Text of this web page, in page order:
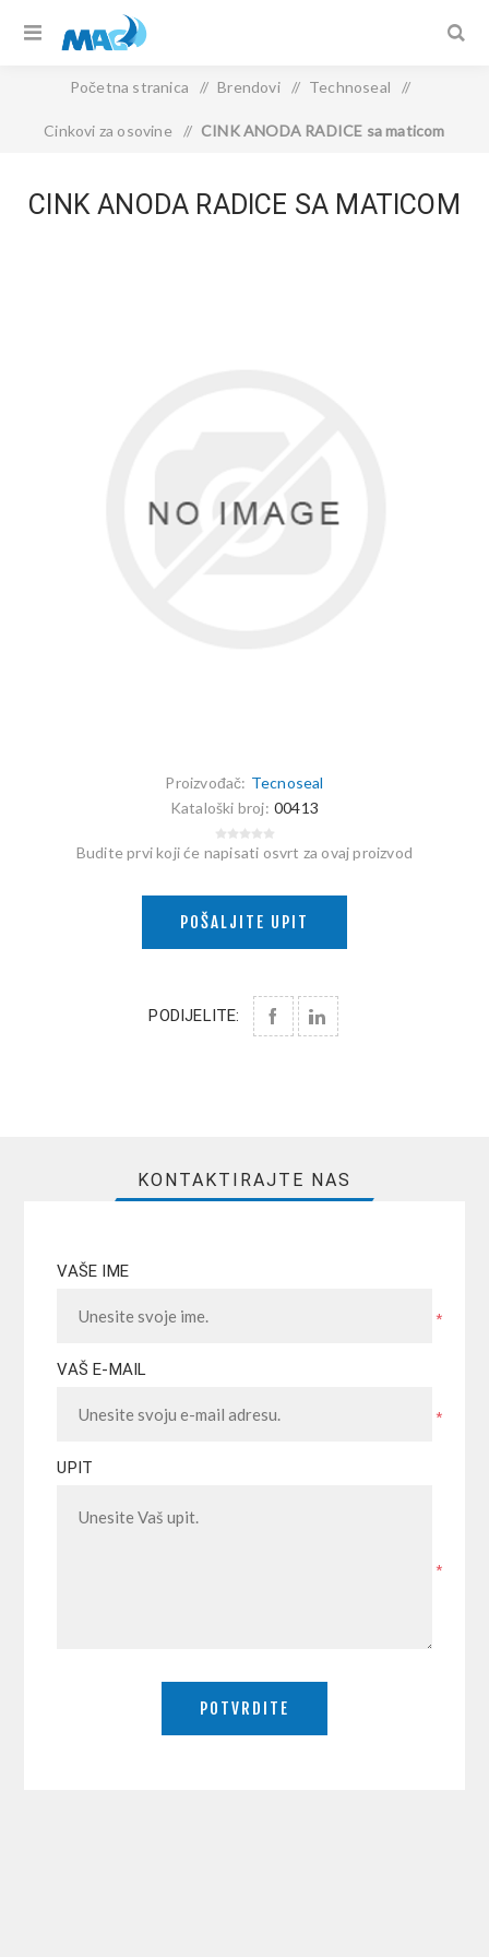
Početna stranica / Brendovi / Technoseal /
Cinkovi za osovine / CINK ANODA RADICE sa maticom
CINK ANODA RADICE SA MATICOM
Proizvođač: Tecnoseal
Kataloški broj: 00413
Budite prvi koji će napisati osvrt za ovaj proizvod
POŠALJITE UPIT
PODIJELITE:
KONTAKTIRAJTE NAS
VAŠE IME
*
VAŠ E-MAIL
*
UPIT
*